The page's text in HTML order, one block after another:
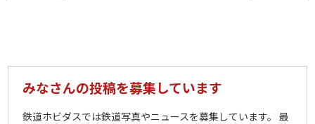
みなさんの投稿を募集しています
鉄道ホビダスでは鉄道写真やニュースを募集しています。 最